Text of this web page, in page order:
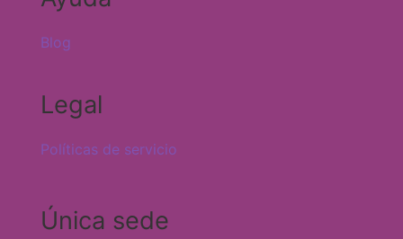
Blog
Legal
Políticas de servicio
Única sede